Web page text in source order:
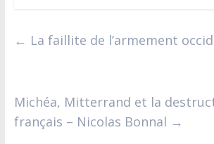
← La faillite de l’armement
Michéa, Mitterrand et la
français – Nicolas Bonnal →